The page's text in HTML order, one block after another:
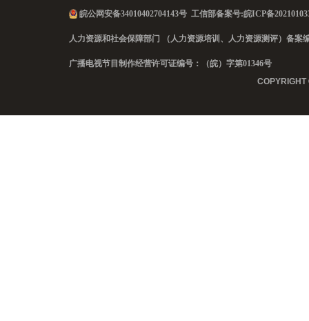
皖公网安备34010402704143号 工信部备案号:皖ICP备
人力资源和社会保障部门 （人力资源培训、人力资源测评）备案
广播电视节目制作经营许可证编号：（皖）字第01346号